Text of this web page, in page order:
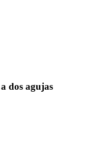
dos agujas